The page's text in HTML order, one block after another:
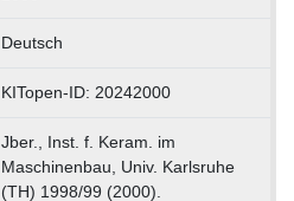
Deutsch
KITopen-ID: 20242000
Jber., Inst. f. Keram. im
Maschinenbau, Univ. Karlsruhe
(TH) 1998/99 (2000).